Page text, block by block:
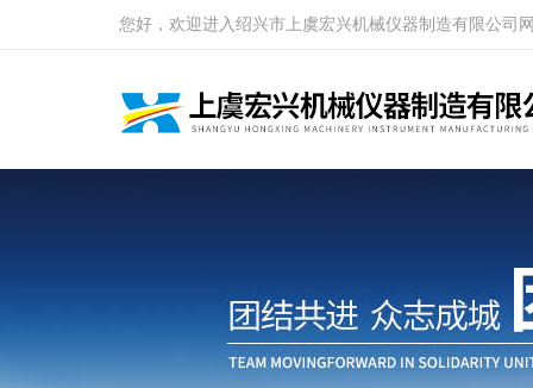
您好，欢迎进入绍兴市上虞宏兴机械仪器制造有限公司